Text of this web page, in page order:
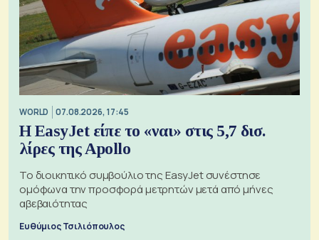
WORLD 07.08.2026, 17:45
Η EasyJet είπε το «ναι» στις 5,7 δισ.
λίρες της Apollo
Το διοικητικό συμβούλιο της EasyJet συνέστησε
ομόφωνα την προσφορά μετρητών μετά από μήνες
αβεβαιότητας
Ευθύμιος Τσιλιόπουλος